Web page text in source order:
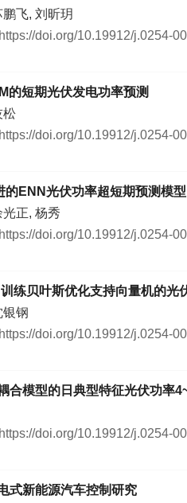
飞, 刘昕玥
https://doi.org/10.19912/j.0254-
的短期光伏发电功率预测
松
https://doi.org/10.19912/j.0254-
的ENN光伏功率超短期预测模型
正, 杨秀
https://doi.org/10.19912/j.0254-
练贝叶斯优化支持向量机的光
银钢
https://doi.org/10.19912/j.0254-
合模型的日典型特征光伏功率
https://doi.org/10.19912/j.0254-
式新能源汽车控制研究